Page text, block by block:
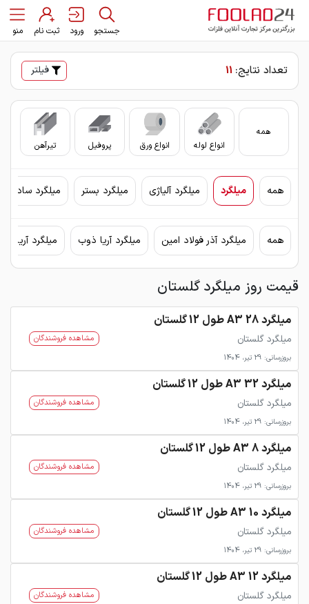
جستجو ورود ثبت نام منو
تعداد نتایج: 11 فیلتر
همه
انواع لوله
انواع ورق پروفیل تیرآهن
همه میلگرد میلگرد آلیاژی میلگرد بستر میلگرد ساده
همه میلگرد آذر فولاد امین میلگرد آریا ذوب میلگرد آریان
قیمت روز میلگرد گلستان
میلگرد 28 A3 طول 12 گلستان
میلگرد گلستان
بروزرسانی: 29 تیر، 1404
مشاهده فروشندگان
میلگرد 32 A3 طول 12 گلستان
میلگرد گلستان
بروزرسانی: 29 تیر، 1404
مشاهده فروشندگان
میلگرد 8 A3 طول 12 گلستان
میلگرد گلستان
بروزرسانی: 29 تیر، 1404
مشاهده فروشندگان
میلگرد 10 A3 طول 12 گلستان
میلگرد گلستان
بروزرسانی: 29 تیر، 1404
مشاهده فروشندگان
میلگرد 12 A3 طول 12 گلستان
میلگرد گلستان مشاهده فروشندگان